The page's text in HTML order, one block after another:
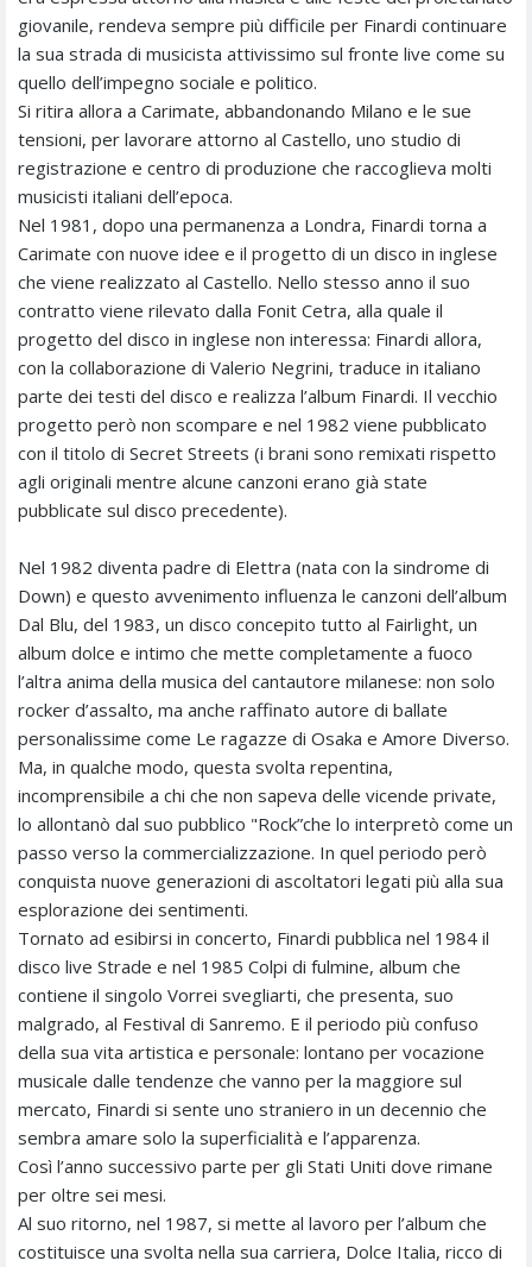
giovanile, rendeva sempre più difficile per Finardi continuare
la sua strada di musicista attivissimo sul fronte live come su
quello dell’impegno sociale e politico.
Si ritira allora a Carimate, abbandonando Milano e le sue
tensioni, per lavorare attorno al Castello, uno studio di
registrazione e centro di produzione che raccoglieva molti
musicisti italiani dell’epoca.
Nel 1981, dopo una permanenza a Londra, Finardi torna a
Carimate con nuove idee e il progetto di un disco in inglese
che viene realizzato al Castello. Nello stesso anno il suo
contratto viene rilevato dalla Fonit Cetra, alla quale il
progetto del disco in inglese non interessa: Finardi allora,
con la collaborazione di Valerio Negrini, traduce in italiano
parte dei testi del disco e realizza l’album Finardi. Il vecchio
progetto però non scompare e nel 1982 viene pubblicato
con il titolo di Secret Streets (i brani sono remixati rispetto
agli originali mentre alcune canzoni erano già state
pubblicate sul disco precedente).
Nel 1982 diventa padre di Elettra (nata con la sindrome di
Down) e questo avvenimento influenza le canzoni dell’album
Dal Blu, del 1983, un disco concepito tutto al Fairlight, un
album dolce e intimo che mette completamente a fuoco
l’altra anima della musica del cantautore milanese: non solo
rocker d’assalto, ma anche raffinato autore di ballate
personalissime come Le ragazze di Osaka e Amore Diverso.
Ma, in qualche modo, questa svolta repentina,
incomprensibile a chi che non sapeva delle vicende private,
lo allontanò dal suo pubblico "Rock”che lo interpretò come un
passo verso la commercializzazione. In quel periodo però
conquista nuove generazioni di ascoltatori legati più alla sua
esplorazione dei sentimenti.
Tornato ad esibirsi in concerto, Finardi pubblica nel 1984 il
disco live Strade e nel 1985 Colpi di fulmine, album che
contiene il singolo Vorrei svegliarti, che presenta, suo
malgrado, al Festival di Sanremo. E il periodo più confuso
della sua vita artistica e personale: lontano per vocazione
musicale dalle tendenze che vanno per la maggiore sul
mercato, Finardi si sente uno straniero in un decennio che
sembra amare solo la superficialità e l’apparenza.
Così l’anno successivo parte per gli Stati Uniti dove rimane
per oltre sei mesi.
Al suo ritorno, nel 1987, si mette al lavoro per l’album che
costituisce una svolta nella sua carriera, Dolce Italia, ricco di